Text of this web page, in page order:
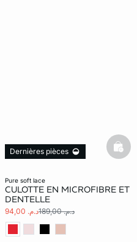
pure soft lace
CULOTTE EN MICROFIBRE ET
DENTELLE
د.م. 94,00 د.م. 189,00
Dernières pièces